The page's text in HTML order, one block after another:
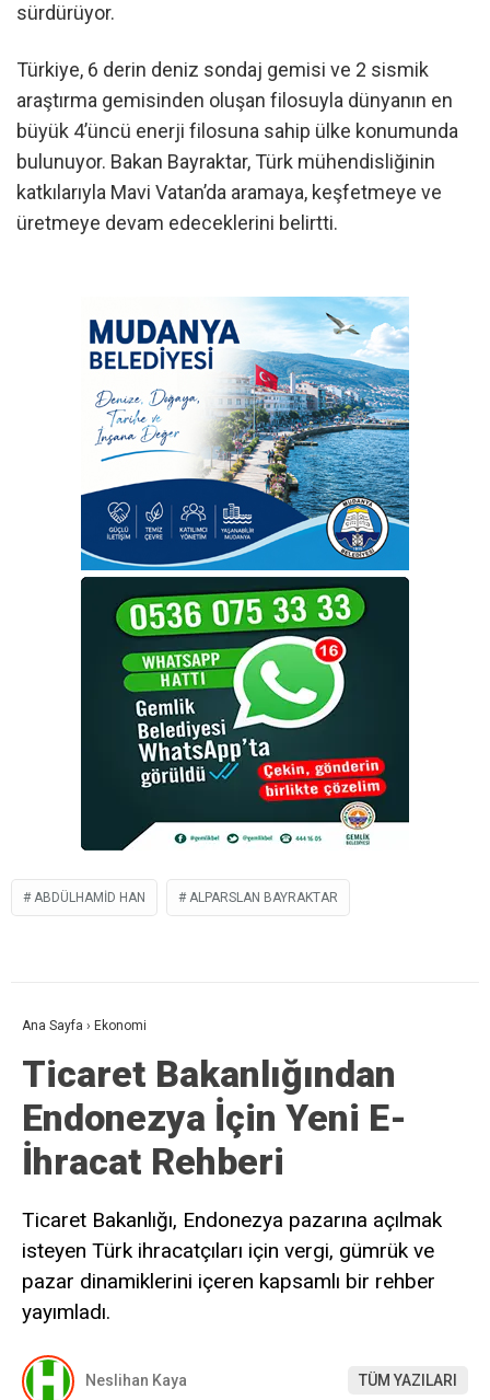
sürdürüyor.
Türkiye, 6 derin deniz sondaj gemisi ve 2 sismik
araştırma gemisinden oluşan filosuyla dünyanın en
büyük 4’üncü enerji filosuna sahip ülke konumunda
bulunuyor. Bakan Bayraktar, Türk mühendisliğinin
katkılarıyla Mavi Vatan’da aramaya, keşfetmeye ve
üretmeye devam edeceklerini belirtti.
ABDÜLHAMID HAN ALPARSLAN BAYRAKTAR
Ana Sayfa › Ekonomi
Ticaret Bakanlığından
Endonezya İçin Yeni E-
İhracat Rehberi
Ticaret Bakanlığı, Endonezya pazarına açılmak
isteyen Türk ihracatçıları için vergi, gümrük ve
pazar dinamiklerini içeren kapsamlı bir rehber
yayımladı.
Neslihan Kaya TÜM YAZILARI